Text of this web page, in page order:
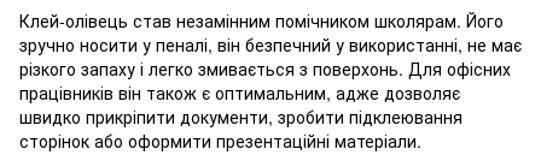
Клей-олівець став незамінним помічником школярам. Його
зручно носити у пеналі, він безпечний у використанні, не має
різкого запаху і легко змивається з поверхонь. Для офісних
працівників він також є оптимальним, адже дозволяє
швидко прикріпити документи, зробити підклеювання
сторінок або оформити презентаційні матеріали.